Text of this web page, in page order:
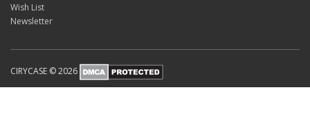
Wish List
Newsletter
CIRYCASE © 2026